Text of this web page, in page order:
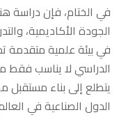
في الختام، فإن دراسة
الجودة الأكاديمية،
في بيئة علمية متقدمة
الدراسي لا يناسب فقط
يتطلع إلى بناء
الدول الصناعية في